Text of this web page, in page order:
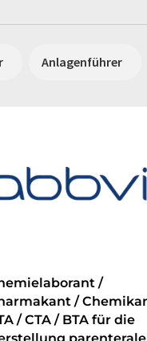
Anlagenführer
/
/
/ CTA / BTA für die